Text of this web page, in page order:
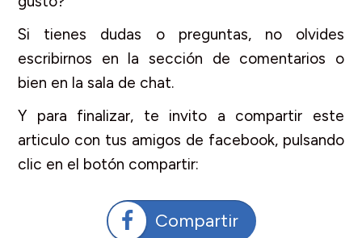
Si tienes dudas o preguntas, no olvides
escribirnos en la sección de comentarios o
bien en la sala de chat.
Y para finalizar, te invito a compartir este
articulo con tus amigos de facebook, pulsando
clic en el botón compartir:
Compartir